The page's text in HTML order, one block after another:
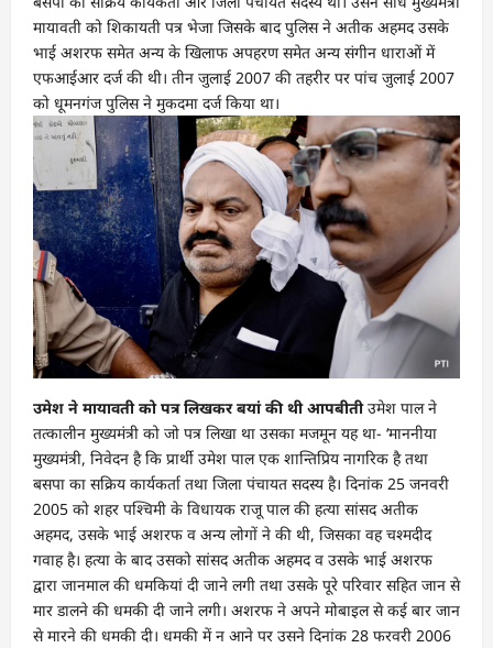
मायावती को शिकायती पत्र भेजा जिसके बाद पुलिस ने अतीक अहमद उसके
भाई अशरफ समेत अन्य के खिलाफ अपहरण समेत अन्य संगीन धाराओं में
एफआईआर दर्ज की थी। तीन जुलाई 2007 की तहरीर पर पांच जुलाई 2007
को धूमनगंज पुलिस ने मुकदमा दर्ज किया था।
उमेश ने मायावती को पत्र लिखकर बयां की थी आपबीतीउमेश पाल ने
तत्कालीन मुख्यमंत्री को जो पत्र लिखा था उसका मजमून यह था- ‘माननीया
मुख्यमंत्री, निवेदन है कि प्रार्थी उमेश पाल एक शान्तिप्रिय नागरिक है तथा
बसपा का सक्रिय कार्यकर्ता तथा जिला पंचायत सदस्य है। दिनांक 25 जनवरी
2005 को शहर पश्चिमी के विधायक राजू पाल की हत्या सांसद अतीक
अहमद, उसके भाई अशरफ व अन्य लोगों ने की थी, जिसका वह चश्मदीद
गवाह है। हत्या के बाद उसको सांसद अतीक अहमद व उसके भाई अशरफ
द्वारा जानमाल की धमकियां दी जाने लगी तथा उसके पूरे परिवार सहित जान से
मार डालने की धमकी दी जाने लगी। अशरफ ने अपने मोबाइल से कई बार जान
से मारने की धमकी दी। धमकी में न आने पर उसने दिनांक 28 फरवरी 2006